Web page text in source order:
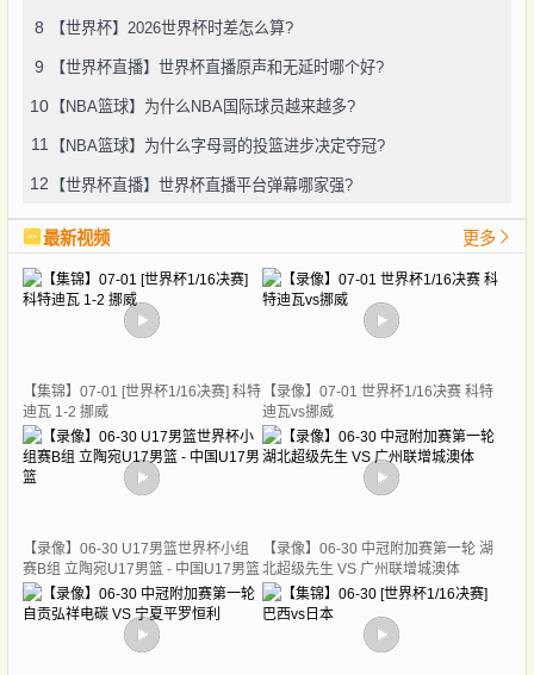
8 【世界杯】2026世界杯时差怎么算?
9 【世界杯直播】世界杯直播原声和无延时哪个好?
10 【NBA篮球】为什么NBA国际球员越来越多?
11 【NBA篮球】为什么字母哥的投篮进步决定夺冠?
12 【世界杯直播】世界杯直播平台弹幕哪家强?
最新视频 更多
【集锦】07-01 [世界杯1/16决赛] 科特
迪瓦 1-2 挪威
【录像】07-01 世界杯1/16决赛 科特
迪瓦vs挪威
【录像】06-30 U17男篮世界杯小组
赛B组 立陶宛U17男篮 - 中国U17男篮
【录像】06-30 中冠附加赛第一轮 湖
北超级先生 VS 广州联增城澳体